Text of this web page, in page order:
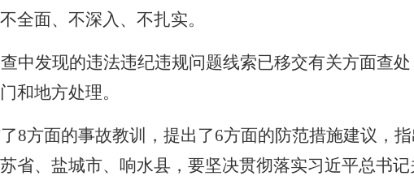
全面、不深入、不扎实。
中发现的违法违纪违规问题线索已移交有关方面查
和地方处理。
8方面的事故教训，提出了6方面的防范措施建议，
省、盐城市、响水县，要坚决贯彻落实习近平总书